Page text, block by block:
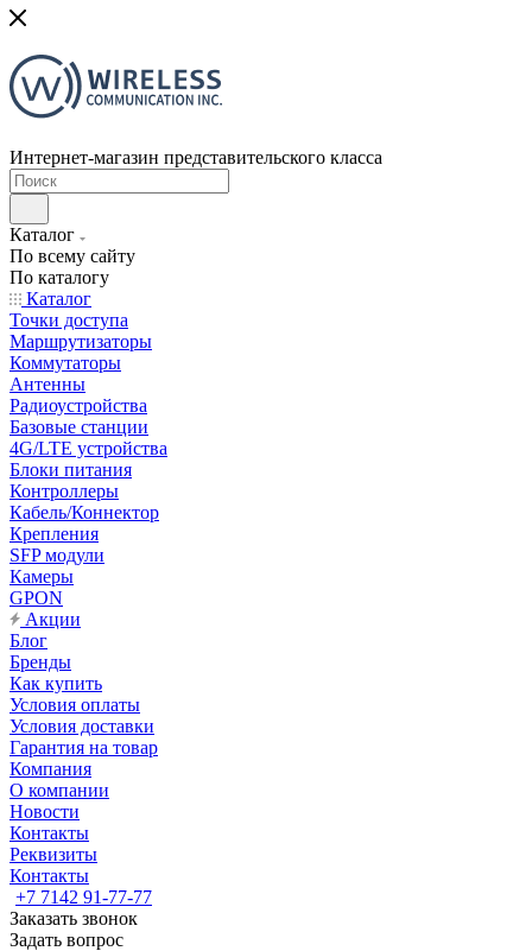
Интернет-магазин представительского класса
Каталог
По всему сайту
По каталогу
Каталог
Точки доступа
Маршрутизаторы
Коммутаторы
Антенны
Радиоустройства
Базовые станции
4G/LTE устройства
Блоки питания
Контроллеры
Кабель/Коннектор
Крепления
SFP модули
Камеры
GPON
Акции
Блог
Бренды
Как купить
Условия оплаты
Условия доставки
Гарантия на товар
Компания
О компании
Новости
Контакты
Реквизиты
Контакты
+7 7142 91-77-77
Заказать звонок
Задать вопрос